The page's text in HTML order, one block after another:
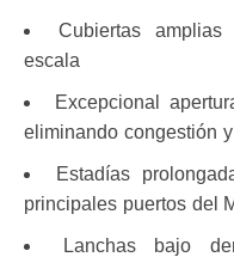
Cubiertas
escala
Excepcional
eliminando congestión
Estadías
principales puertos del
Lanchas bajo